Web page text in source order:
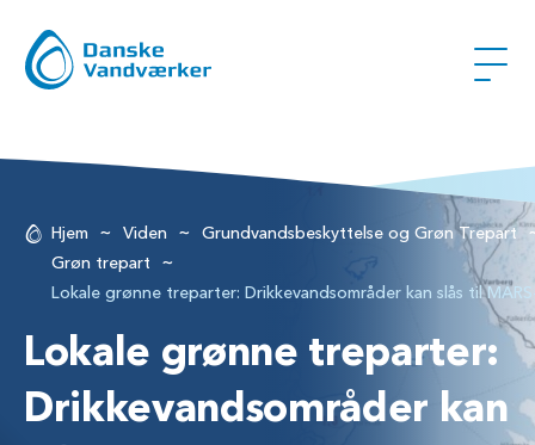
Hjem ~ Viden ~ Grundvandsbeskyttelse og Grøn Trepart
Grøn trepart ~
Lokale grønne treparter: Drikkevandsområder kan slås til
Lokale grønne treparter:
Drikkevandsområder kan